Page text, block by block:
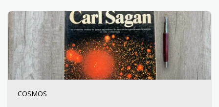
COSMOS